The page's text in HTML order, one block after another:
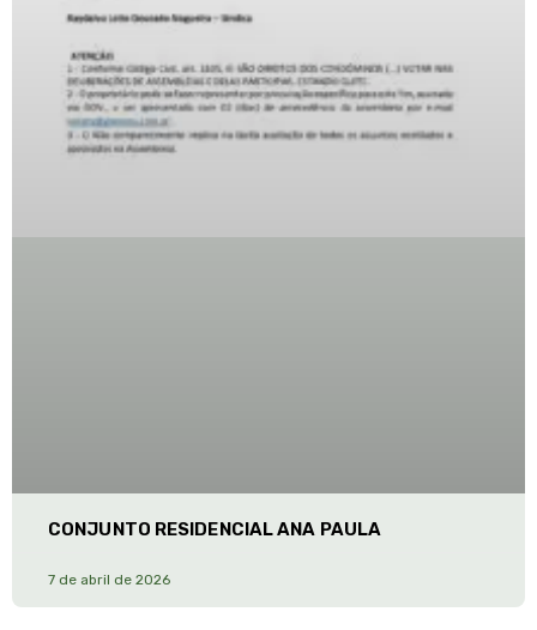
CONJUNTO RESIDENCIAL ANA PAULA
7 de abril de 2026